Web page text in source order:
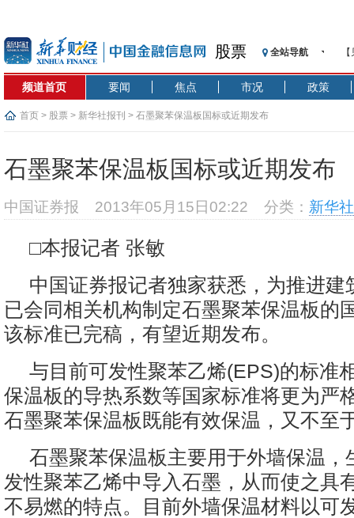
股票 全站导航
记
沥
频道首页 要闻 焦点 市况 政策
首页 > 股票 > 新华社报刊 > 石墨聚苯保温板国标或近期发布
石墨聚苯保温板国标或近期发布
中国证券报 2013年05月15日02:22 分类： 新华
□本报记者 张敏
中国证券报记者独家获悉，为推进建
已会同相关机构制定石墨聚苯保温板的
该标准已完稿，有望近期发布。
与目前可发性聚苯乙烯(EPS)的标准
保温板的导热系数等国家标准将更为严
石墨聚苯保温板既能有效保温，又不至
石墨聚苯保温板主要用于外墙保温，
发性聚苯乙烯中导入石墨，从而使之具
不易燃的特点。目前外墙保温材料以可